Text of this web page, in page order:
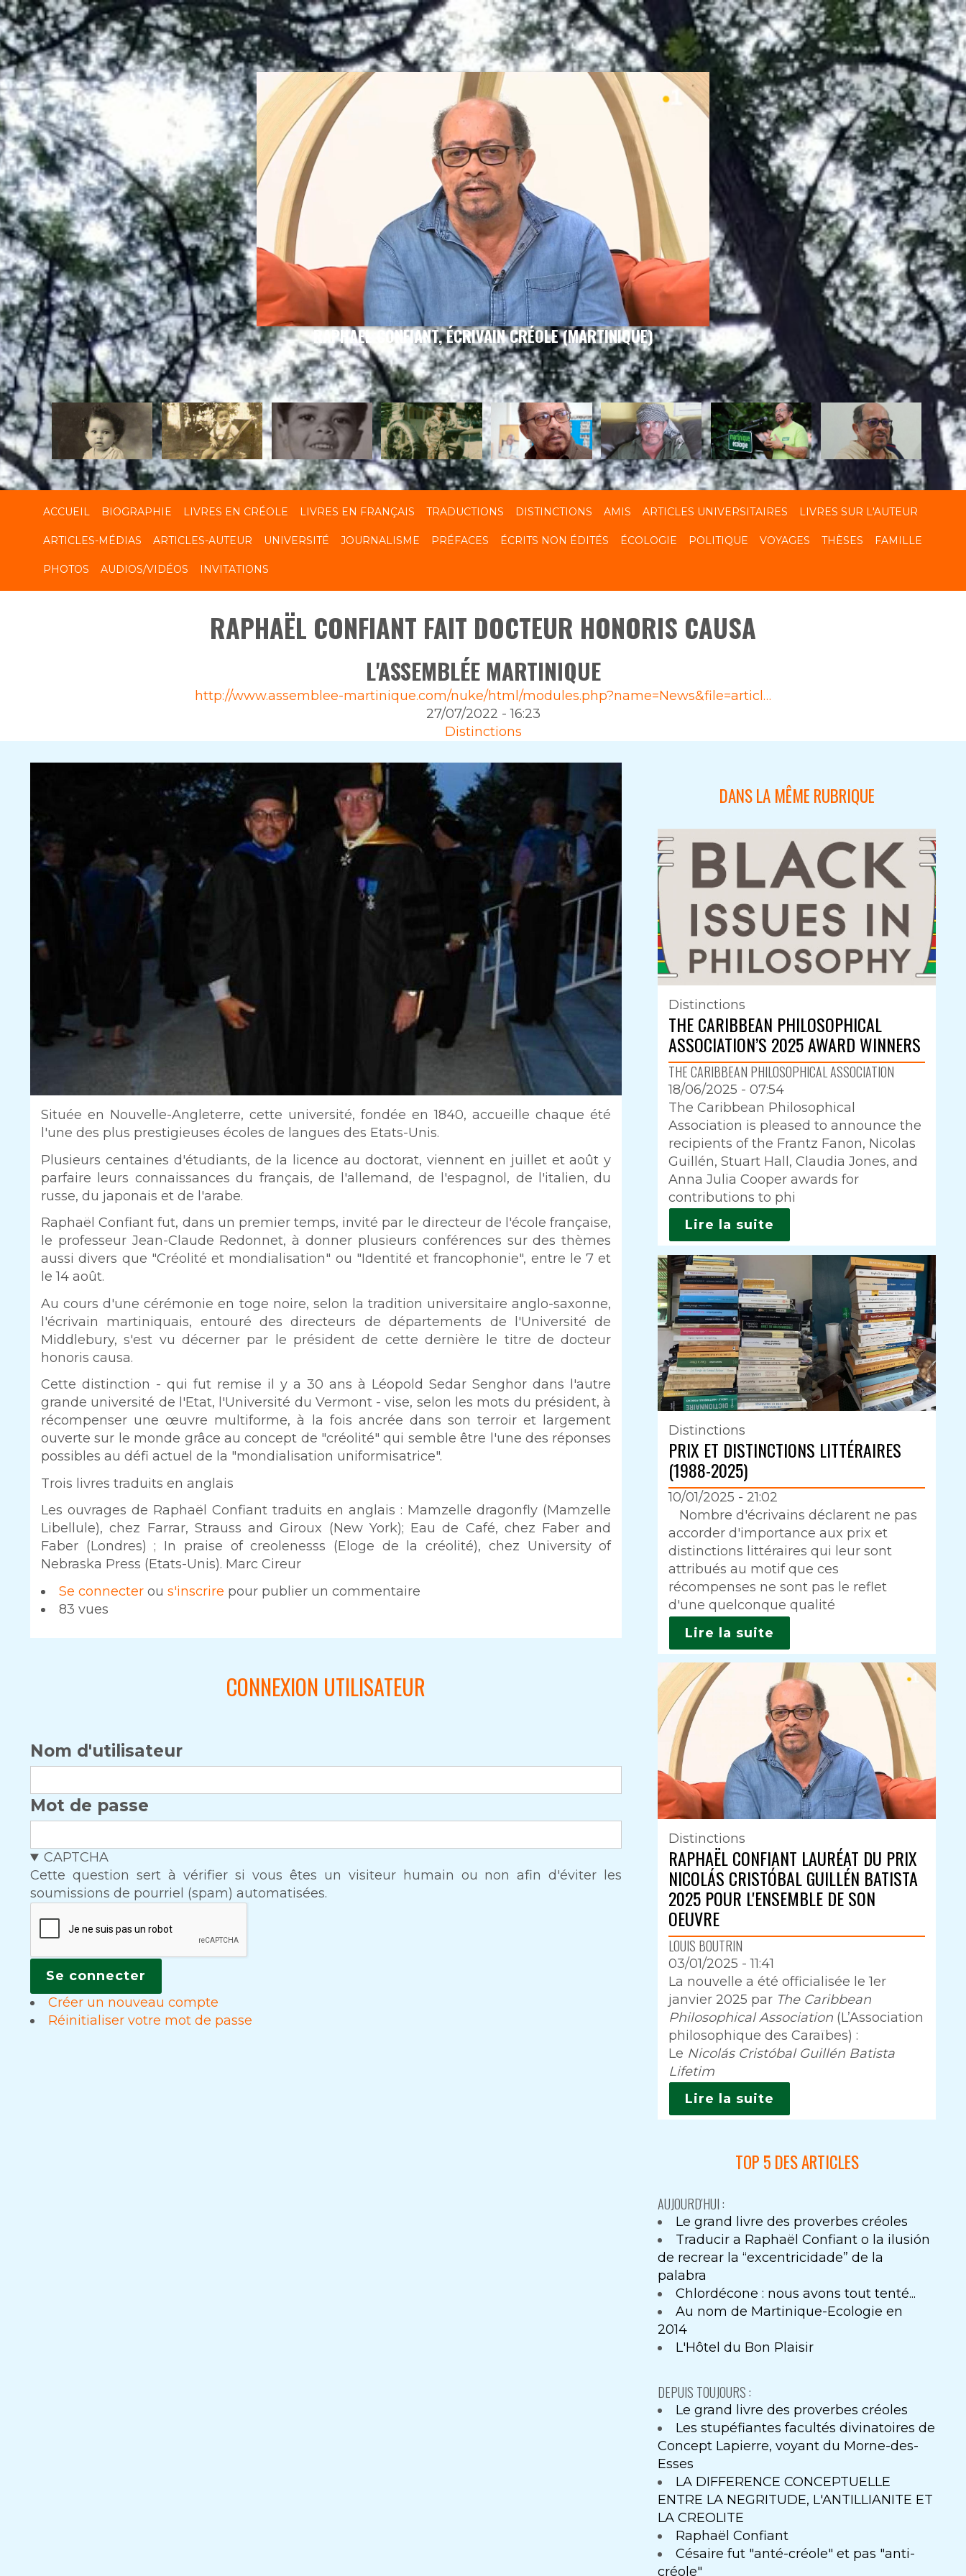
RAPHAEL CONFIANT, ÉCRIVAIN CRÉOLE (MARTINIQUE)
ACCUEIL BIOGRAPHIE LIVRES EN CRÉOLE LIVRES EN FRANÇAIS TRADUCTIONS DISTINCTIONS AMIS ARTICLES UNIVERSITAIRES LIVRES SUR L'AUTEUR
ARTICLES-MÉDIAS ARTICLES-AUTEUR UNIVERSITÉ JOURNALISME PRÉFACES ÉCRITS NON ÉDITÉS ÉCOLOGIE POLITIQUE VOYAGES THÈSES FAMILLE
PHOTOS AUDIOS/VIDÉOS INVITATIONS
RAPHAËL CONFIANT FAIT DOCTEUR HONORIS CAUSA
L'ASSEMBLÉE MARTINIQUE
http://www.assemblee-martinique.com/nuke/html/modules.php?name=News&file=articl…
27/07/2022 - 16:23
Distinctions
Intro
Située en Nouvelle-Angleterre, cette université, fondée en 1840, accueille chaque été
l'une des plus prestigieuses écoles de langues des Etats-Unis.
Texte
Plusieurs centaines d'étudiants, de la licence au doctorat, viennent en juillet et août y
parfaire leurs connaissances du français, de l'allemand, de l'espagnol, de l'italien, du
russe, du japonais et de l'arabe.
Raphaël Confiant fut, dans un premier temps, invité par le directeur de l'école française,
le professeur Jean-Claude Redonnet, à donner plusieurs conférences sur des thèmes
aussi divers que "Créolité et mondialisation" ou "Identité et francophonie", entre le 7 et
le 14 août.
Au cours d'une cérémonie en toge noire, selon la tradition universitaire anglo-saxonne,
l'écrivain martiniquais, entouré des directeurs de départements de l'Université de
Middlebury, s'est vu décerner par le président de cette dernière le titre de docteur
honoris causa.
Cette distinction - qui fut remise il y a 30 ans à Léopold Sedar Senghor dans l'autre
grande université de l'Etat, l'Université du Vermont - vise, selon les mots du président, à
récompenser une œuvre multiforme, à la fois ancrée dans son terroir et largement
ouverte sur le monde grâce au concept de "créolité" qui semble être l'une des réponses
possibles au défi actuel de la "mondialisation uniformisatrice".
Trois livres traduits en anglais
Les ouvrages de Raphaël Confiant traduits en anglais : Mamzelle dragonfly (Mamzelle
Libellule), chez Farrar, Strauss and Giroux (New York); Eau de Café, chez Faber and
Faber (Londres) ; In praise of creolenesss (Eloge de la créolité), chez University of
Nebraska Press (Etats-Unis). Marc Cireur
Se connecter ou s'inscrire pour publier un commentaire
83 vues
CONNEXION UTILISATEUR
Nom d'utilisateur
Mot de passe
CAPTCHA
Cette question sert à vérifier si vous êtes un visiteur humain ou non afin d'éviter les
soumissions de pourriel (spam) automatisées.
Créer un nouveau compte
Réinitialiser votre mot de passe
DANS LA MÊME RUBRIQUE
Distinctions
THE CARIBBEAN PHILOSOPHICAL
ASSOCIATION’S 2025 AWARD WINNERS
THE CARIBBEAN PHILOSOPHICAL ASSOCIATION
18/06/2025 - 07:54
Intro
The Caribbean Philosophical
Association is pleased to announce the
recipients of the Frantz Fanon, Nicolas
Guillén, Stuart Hall, Claudia Jones, and
Anna Julia Cooper awards for
contributions to phi
Lire la suite
Distinctions
PRIX ET DISTINCTIONS LITTÉRAIRES
(1988-2025)
10/01/2025 - 21:02
Intro
Nombre d'écrivains déclarent ne pas
accorder d'importance aux prix et
distinctions littéraires qui leur sont
attribués au motif que ces
récompenses ne sont pas le reflet
d'une quelconque qualité
Lire la suite
Distinctions
RAPHAËL CONFIANT LAURÉAT DU PRIX
NICOLÁS CRISTÓBAL GUILLÉN BATISTA
2025 POUR L'ENSEMBLE DE SON
OEUVRE
LOUIS BOUTRIN
03/01/2025 - 11:41
Intro
La nouvelle a été officialisée le 1er
janvier 2025 par The Caribbean
Philosophical Association (L’Association
philosophique des Caraïbes) :
Le Nicolás Cristóbal Guillén Batista
Lifetim
Lire la suite
TOP 5 DES ARTICLES
AUJOURD'HUI :
Le grand livre des proverbes créoles
Traducir a Raphaël Confiant o la ilusión
de recrear la “excentricidade” de la
palabra
Chlordécone : nous avons tout tenté...
Au nom de Martinique-Ecologie en
2014
L'Hôtel du Bon Plaisir
DEPUIS TOUJOURS :
Le grand livre des proverbes créoles
Les stupéfiantes facultés divinatoires de
Concept Lapierre, voyant du Morne-des-
Esses
LA DIFFERENCE CONCEPTUELLE
ENTRE LA NEGRITUDE, L'ANTILLIANITE ET
LA CREOLITE
Raphaël Confiant
Césaire fut "anté-créole" et pas "anti-
créole"